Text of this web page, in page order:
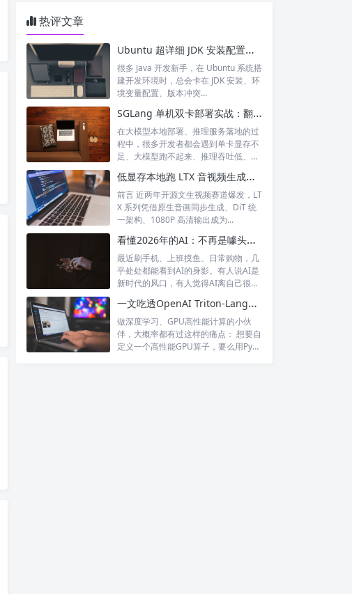
热评文章
Ubuntu 超详细 JDK 安装配置教程（零基础一键搞定）
很多 Java 开发新手，在 Ubuntu 系统搭
建开发环境时，总会卡在 JDK 安装、环
境变量配置、版本冲突...
SGLang 单机双卡部署实战：翻倍显存、提速大模型推理
在大模型本地部署、推理服务落地的过
程中，很多开发者都会遇到单卡显存不
足、大模型跑不起来、推理吞吐低、延
低显存本地跑 LTX 音视频生成！rockapaper LTX-2.3-Distilled FP8 蒸馏模型全解析
前言 近两年开源文生视频赛道爆发，LT
X 系列凭借原生音画同步生成、DiT 统
一架构、1080P 高清输出成为...
看懂2026年的AI：不再是噱头，而是融入日常的智能伙伴
最近刷手机、上班摸鱼、日常购物，几
乎处处都能看到AI的身影。有人说AI是
新时代的风口，有人觉得AI离自己很
一文吃透OpenAI Triton-Lang：高性能GPU内核极简开发神器
做深度学习、GPU高性能计算的小伙
伴，大概率都有过这样的痛点： 想要自
定义一个高性能GPU算子，要么用PyT